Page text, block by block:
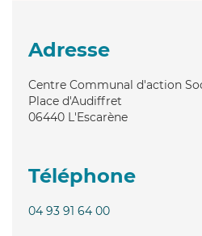
Adresse
Centre Communal d'action
Place d'Audiffret
06440 L'Escarène
Téléphone
04 93 91 64 00